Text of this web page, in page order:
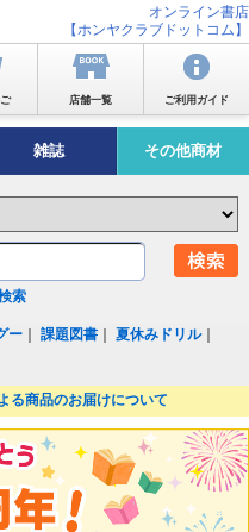
オンライン書店
【ホンヤクラブドットコム】
店舗一覧 ご利用ガイド
雑誌 その他商材
索
ー ｜課題図書 ｜夏休みドリル｜
る商品のお届けについて